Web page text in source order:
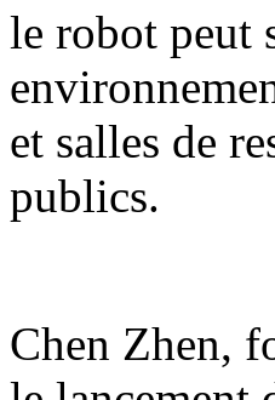
le robot peut
et salles de
publics.
Chen Zhen,